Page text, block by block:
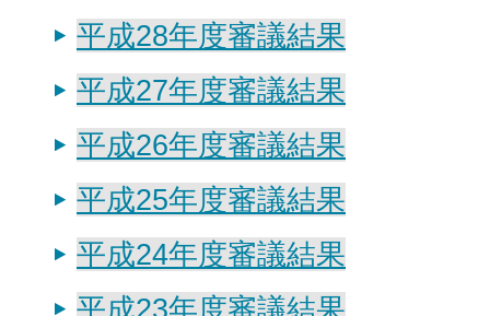
平成28年度審議結果
平成27年度審議結果
平成26年度審議結果
平成25年度審議結果
平成24年度審議結果